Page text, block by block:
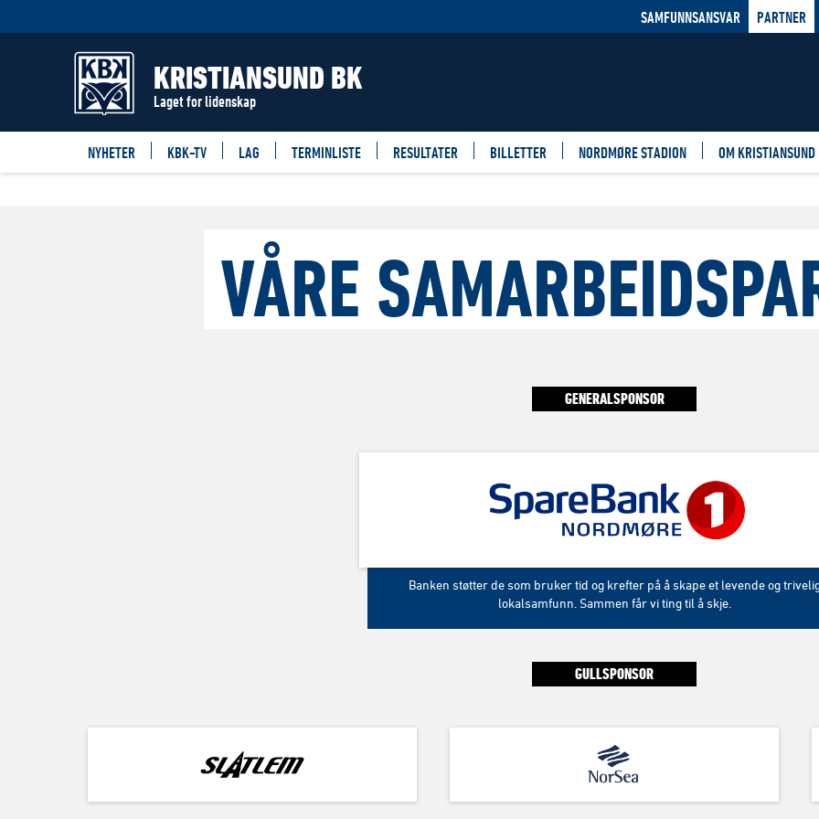
SAMFUNNSANSVAR PARTNER
KRISTIANSUND BK
Laget for lidenskap
NYHETER KBK-TV LAG TERMINLISTE RESULTATER BILLETTER NORDMØRE STADION OM
VÅRE
GENERALSPONSOR
Banken støtter de som bruker tid og krefter på å skape et levende og
lokalsamfunn. Sammen får vi ting til å skje.
GULLSPONSOR